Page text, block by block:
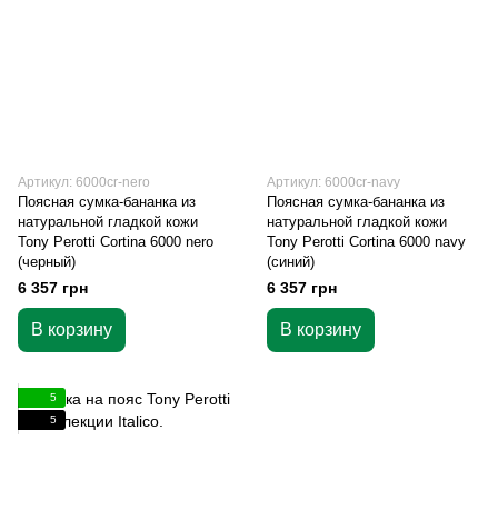
Артикул: 6000cr-nero
Поясная сумка-бананка из
натуральной гладкой кожи
Tony Perotti Cortina 6000 nero
(черный)
6 357 грн
В корзину
Артикул: 6000cr-navy
Поясная сумка-бананка из
натуральной гладкой кожи
Tony Perotti Cortina 6000 navy
(синий)
6 357 грн
В корзину
5
5